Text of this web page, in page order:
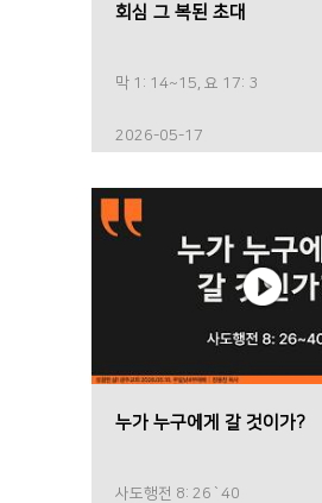
회심 그 복된 초대
막 1: 14~15, 요 17: 3
2026-05-17
누가 누구에게 갈 것이가?
사도행전 8: 26`40